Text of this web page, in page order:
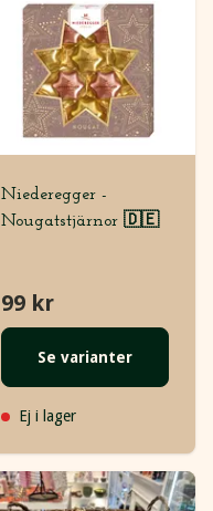
Niederegger -
Nougatstjärnor 🇩🇪
99 kr
Se varianter
Ej i lager